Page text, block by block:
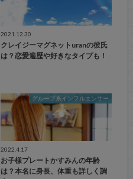
2021.12.30
クレイジーマグネットuranの彼氏
は？恋愛遍歴や好きなタイプも！
グループ系インフルエンサー
2022.4.17
お子様プレートかすみんの年齢
は？本名に身長、体重も詳しく調